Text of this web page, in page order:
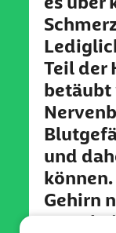
Teil der
betäubt
und
Gehirn